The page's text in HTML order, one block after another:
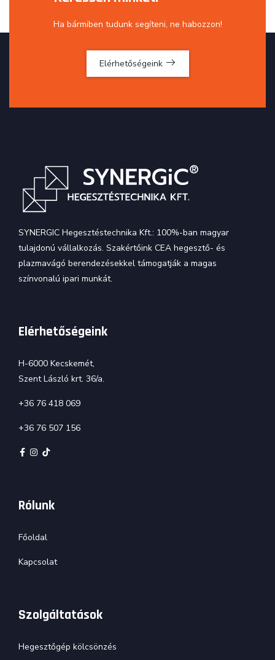
Ha bármiben tudunk segíteni, ne habozzon!
Elérhetőségeink
SYNERGIC Hegesztéstechnika Kft.: 100%-ban magyar
tulajdonú vállalkozás. Szakértőink CEA hegesztő- és
plazmavágó berendezésekkel támogatják a magas
színvonalú ipari munkát.
Elérhetőségeink
H-6000 Kecskemét,
Szent László krt. 36/a.
+36 76 418 069
+36 76 507 156
Rólunk
Főoldal
Kapcsolat
Szolgáltatások
Hegesztőgép kölcsönzés